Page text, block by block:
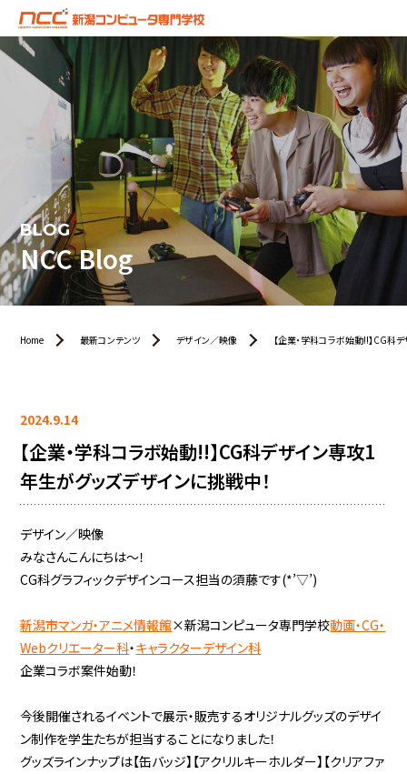
BLOG
NCC Blog
Home 最新コンテンツ デザイン／映像 【企業・学科コラボ始動!!】CG科
2024.9.14
【企業・学科コラボ始動!!】CG科デザイン専攻1
年生がグッズデザインに挑戦中！
デザイン／映像
みなさんこんにちは～！
CG科グラフィックデザインコース担当の須藤です(*’▽’)
新潟市マンガ・アニメ情報館×新潟コンピュータ専門学校動画・CG・
Webクリエーター科・キャラクターデザイン科
企業コラボ案件始動！
今後開催されるイベントで展示・販売するオリジナルグッズのデザイ
ン制作を学生たちが担当することになりました！
グッズラインナップは【缶バッジ】【アクリルキーホルダー】【クリアファ